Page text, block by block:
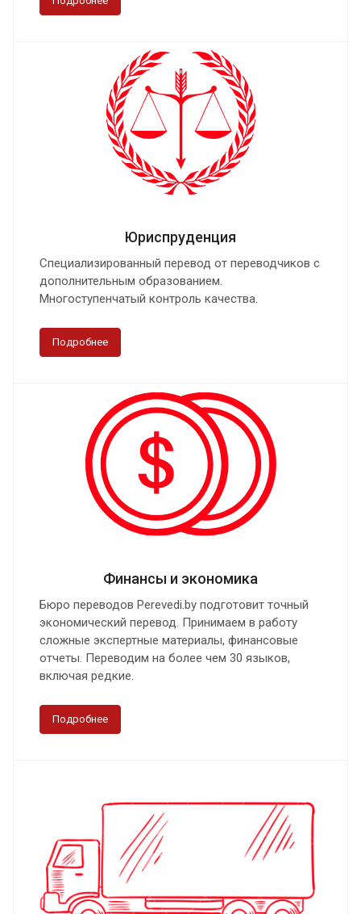
Юриспруденция
Специализированный перевод от переводчиков с
дополнительным образованием.
Многоступенчатый контроль качества.
Подробнее
Финансы и экономика
Бюро переводов Perevedi.by подготовит точный
экономический перевод. Принимаем в работу
сложные экспертные материалы, финансовые
отчеты. Переводим на более чем 30 языков,
включая редкие.
Подробнее